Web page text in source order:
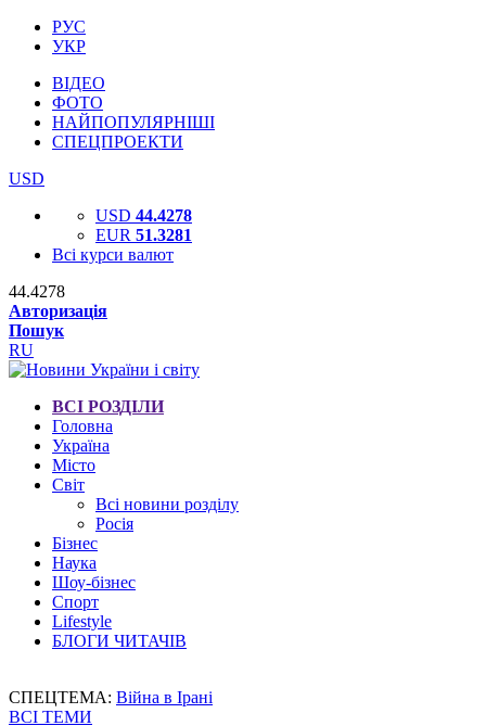
РУС
УКР
ВІДЕО
ФОТО
НАЙПОПУЛЯРНІШІ
СПЕЦПРОЕКТИ
USD
USD 44.4278
EUR 51.3281
Всі курси валют
44.4278
Авторизація
Пошук
RU
ВСІ РОЗДІЛИ
Головна
Україна
Місто
Світ
Всі новини розділу
Росія
Бізнес
Наука
Шоу-бізнес
Спорт
Lifestyle
БЛОГИ ЧИТАЧІВ
СПЕЦТЕМА: Війна в Ірані
ВСІ ТЕМИ